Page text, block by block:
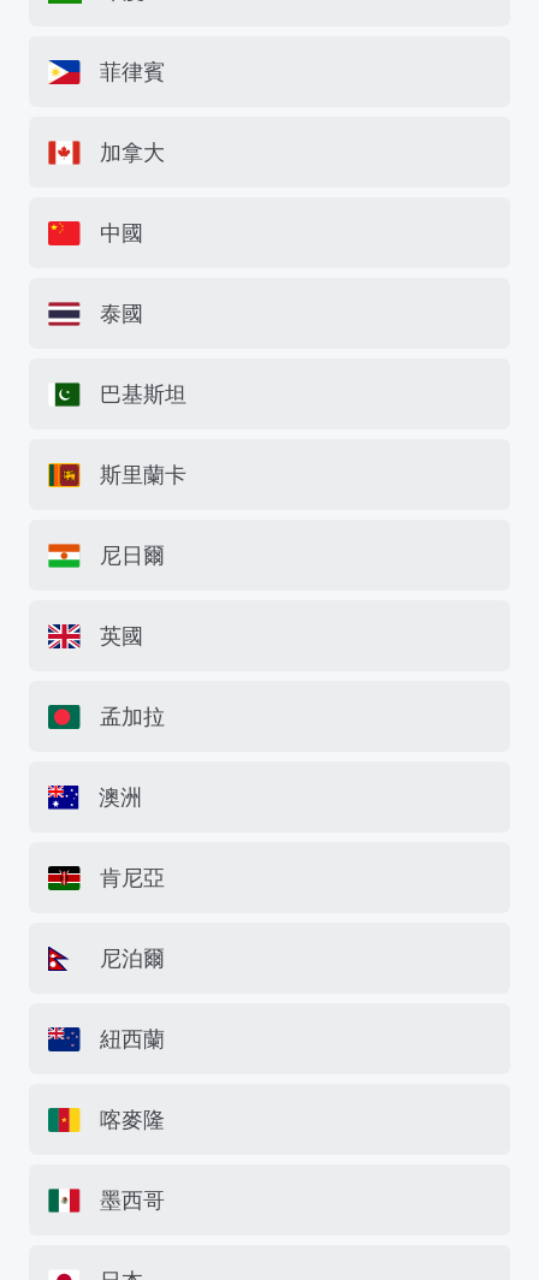
菲律賓
加拿大
中國
泰國
巴基斯坦
斯里蘭卡
尼日爾
英國
孟加拉
澳洲
肯尼亞
尼泊爾
紐西蘭
喀麥隆
墨西哥